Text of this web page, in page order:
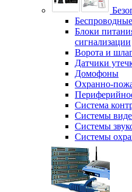
Блоки
сигнализации
Ворота и
Датчики
Домофоны
Охранно-
Система
Системы
Системы
Системы